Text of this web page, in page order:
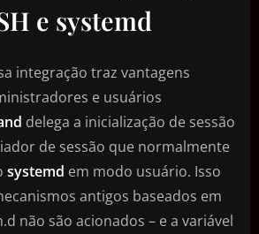
e systemd
integração traz vantagens
e usuários
delega a inicialização de sessão
de sessão que normalmente
systemd em modo usuário. Isso
antigos baseados em
não são acionados – e a variável